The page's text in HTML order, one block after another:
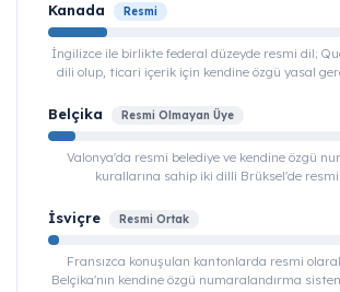
Kanada Resmi
İngilizce ile birlikte federal düzeyde resmi dil;
dili olup, ticari içerik için kendine özgü yasal
Belçika Resmi Olmayan Üye
Valonya'da resmi belediye ve kendine özgü
kurallarına sahip iki dilli Brüksel'de resmi
İsviçre Resmi Ortak
Fransızca konuşulan kantonlarda resmi
Belçika'nın kendine özgü numaralandırma